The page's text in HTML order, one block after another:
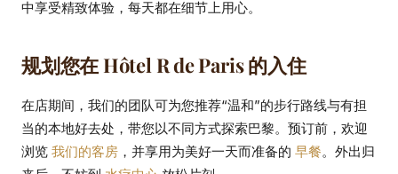
中享受精致体验，每天都在细节上用心。
规划您在 Hôtel R de Paris 的入住
在店期间，我们的团队可为您推荐“温和”的步行路线与有担
当的本地好去处，带您以不同方式探索巴黎。预订前，欢迎
浏览 我们的客房 ，并享用为美好一天而准备的 早餐。外出归